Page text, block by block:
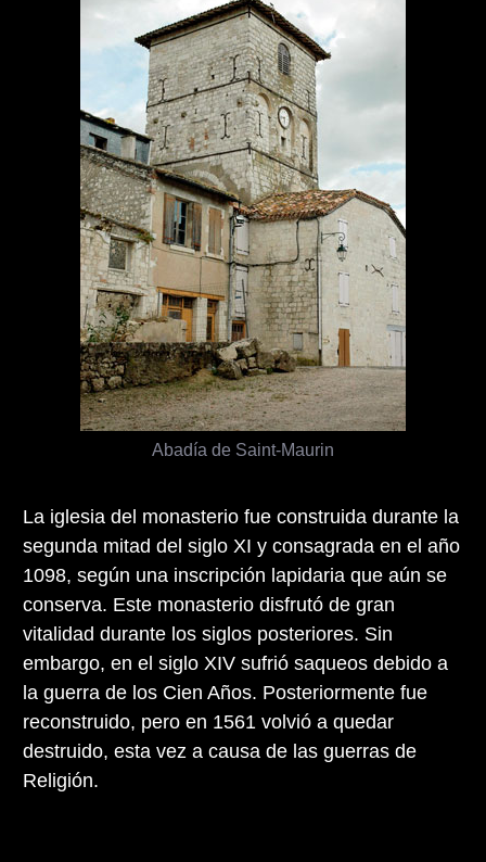
Abadía de Saint-Maurin
La iglesia del monasterio fue construida durante la
segunda mitad del siglo XI y consagrada en el año
1098, según una inscripción lapidaria que aún se
conserva. Este monasterio disfrutó de gran
vitalidad durante los siglos posteriores. Sin
embargo, en el siglo XIV sufrió saqueos debido a
la guerra de los Cien Años. Posteriormente fue
reconstruido, pero en 1561 volvió a quedar
destruido, esta vez a causa de las guerras de
Religión.